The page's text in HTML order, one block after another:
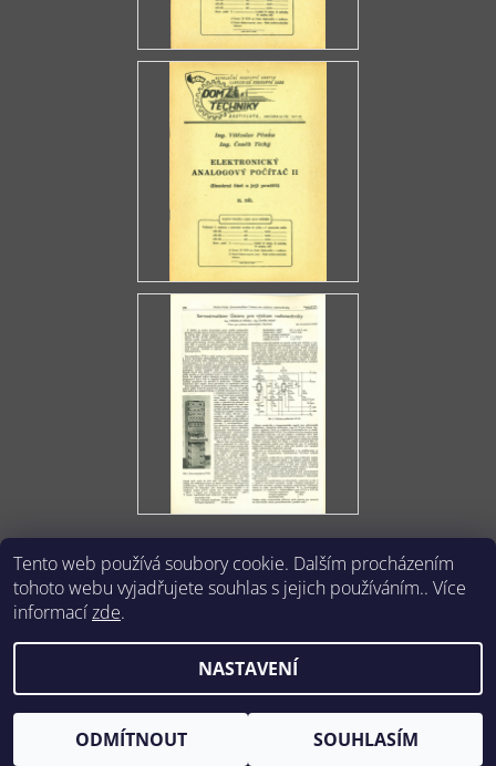
2026 © Počítače z Pardubic, všechna práva vyhrazena
nastavení cookies
Tento web používá soubory cookie. Dalším procházením
tohoto webu vyjadřujete souhlas s jejich používáním.. Více
informacízde.
NASTAVENÍ
ODMÍTNOUT SOUHLASÍM